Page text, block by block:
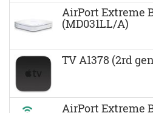
AirPort Extreme
(MD031LL/A)
TV A1378 (2rd
AirPort Extreme